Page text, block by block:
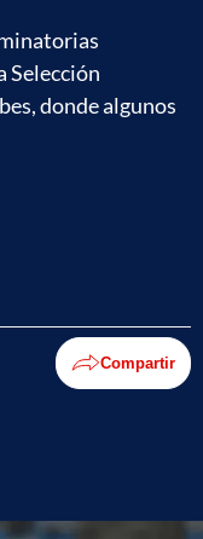
Selección
donde algunos
Compartir